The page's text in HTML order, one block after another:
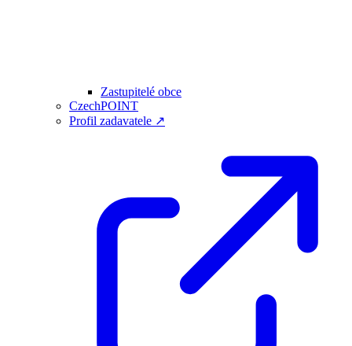
Zastupitelé obce
CzechPOINT
Profil zadavatele ↗